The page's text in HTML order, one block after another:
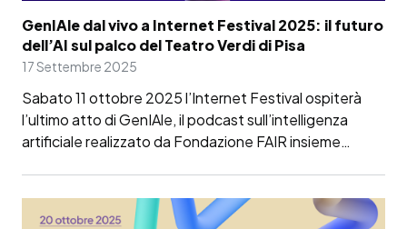
GenIAle dal vivo a Internet Festival 2025: il futuro
dell’AI sul palco del Teatro Verdi di Pisa
17 Settembre 2025
Sabato 11 ottobre 2025 l’Internet Festival ospiterà
l’ultimo atto di GenIAle, il podcast sull’intelligenza
artificiale realizzato da Fondazione FAIR insieme…